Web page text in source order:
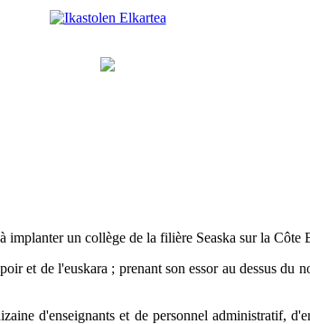
implanter un collège de la filière Seaska sur la Côte
et de l'euskara ; prenant son essor au dessus du
d'enseignants et de personnel administratif,